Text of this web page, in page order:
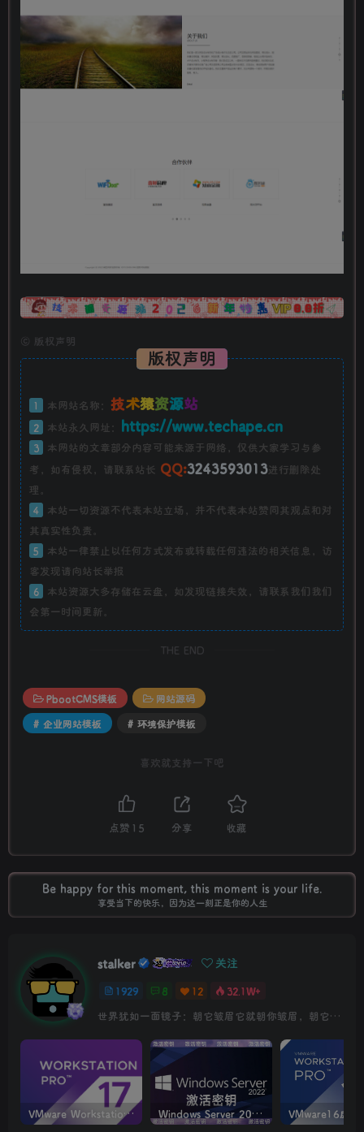
广告
© 版权声明
版权声明
1 本网站名称： 技术猿资源站
2 本站永久网址： https://www.techape.cn
3
本网站的文章部分内容可能来源于网络，仅供大家学习与参
考，如有侵权，请联系站长 QQ:3243593013进行删除处
理。
4
本站一切资源不代表本站立场，并不代表本站赞同其观点和对
其真实性负责。
5
本站一律禁止以任何方式发布或转载任何违法的相关信息，访
客发现请向站长举报
6
本站资源大多存储在云盘，如发现链接失效，请联系我们我们
会第一时间更新。
THE END
PbootCMS模板
网站源码
# 企业网站模板
# 环境保护模板
喜欢就支持一下吧
点赞 15 分享 收藏
Be happy for this moment, this moment is your life.
享受当下的快乐，因为这一刻正是你的人生
stalker 关注
1929 8 12
32.1W+
世界犹如一面镜子：朝它皱眉它就朝你皱眉，朝它微笑它也吵你微笑
VMware Workstation PRO v17.6.4 正式版_虚拟机(带激活密钥) Windows Server 2022激活密钥 2024 5月更新